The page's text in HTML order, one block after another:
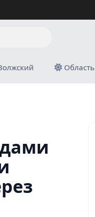
Область
через интернет